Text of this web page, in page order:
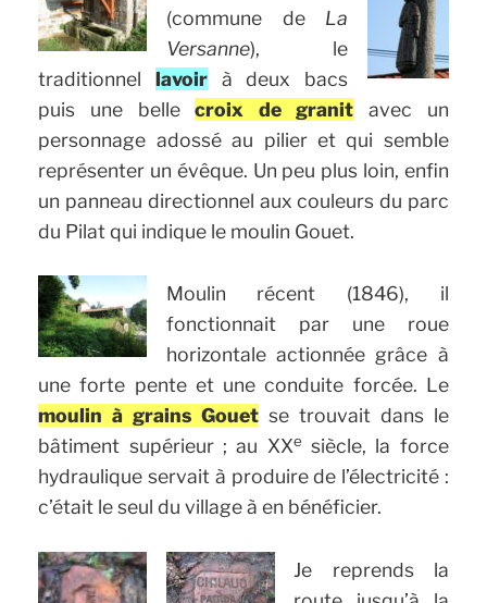
(commune de La
Versanne), le
traditionnel lavoirà deux bacs
puis une bellecroix de granit avec un
personnage adossé au pilier et qui semble
représenter un évêque. Un peu plus loin, enfin
un panneau directionnel aux couleurs du parc
du Pilat qui indique le moulin Gouet.
Moulin récent (1846), il
fonctionnait par une roue
horizontale actionnée grâce à
une forte pente et une conduite forcée. Le
moulin à grains Gouet se trouvait dans le
bâtiment supérieur ; au XXe siècle, la force
hydraulique servait à produire de l’électricité :
c’était le seul du village à en bénéficier.
Je reprends la